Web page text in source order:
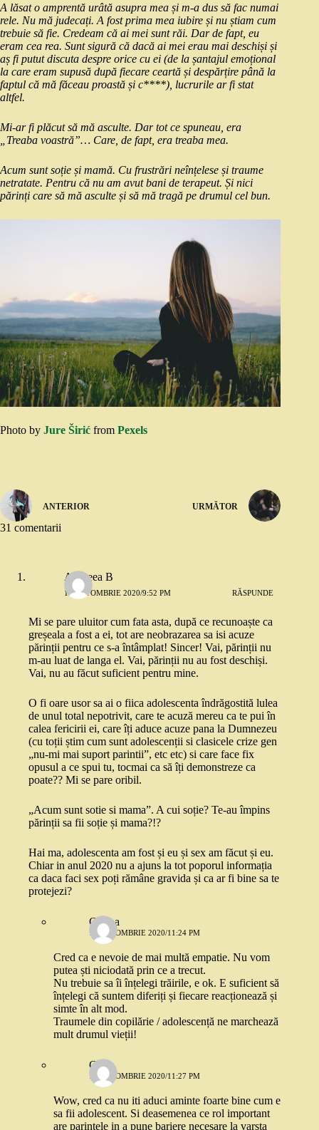
A lăsat o amprentă urâtă asupra mea și m-a dus să fac numai
rele. Nu mă judecați. A fost prima mea iubire și nu știam cum
trebuie să fie. Credeam că ai mei sunt răi. Dar de fapt, eu
eram cea rea. Sunt sigură că dacă ai mei erau mai deschiși și
aș fi putut discuta despre orice cu ei (de la șantajul emoțional
la care eram supusă după fiecare ceartă și despărțire până la
faptul că mă făceau proastă și c****), lucrurile ar fi stat
altfel.
Mi-ar fi plăcut să mă asculte. Dar tot ce spuneau, era
„Treaba voastră”… Care, de fapt, era treaba mea.
Acum sunt soție și mamă. Cu frustrări neînțelese și traume
netratate. Pentru că nu am avut bani de terapeut. Și nici
părinți care să mă asculte și să mă tragă pe drumul cel bun.
Photo by Jure Širić from Pexels
ANTERIOR URMĂTOR
31 comentarii
Andreea B
12 OCTOMBRIE 2020/9:52 PM RĂSPUNDE
Mi se pare uluitor cum fata asta, după ce recunoaște ca
greșeala a fost a ei, tot are neobrazarea sa isi acuze
părinții pentru ce s-a întâmplat! Sincer! Vai, părinții nu
m-au luat de langa el. Vai, părinții nu au fost deschiși.
Vai, nu au făcut suficient pentru mine.
O fi oare usor sa ai o fiica adolescenta îndrăgostită lulea
de unul total nepotrivit, care te acuză mereu ca te pui în
calea fericirii ei, care îți aduce acuze pana la Dumnezeu
(cu toții știm cum sunt adolescenții si clasicele crize gen
„nu-mi mai suport parintii”, etc etc) si care face fix
opusul a ce spui tu, tocmai ca să îți demonstreze ca
poate?? Mi se pare oribil.
„Acum sunt sotie si mama”. A cui soție? Te-au împins
părinții sa fii soție și mama?!?
Hai ma, adolescenta am fost și eu și sex am făcut și eu.
Chiar in anul 2020 nu a ajuns la tot poporul informația
ca daca faci sex poți rămâne gravida și ca ar fi bine sa te
protejezi?
Corina
12 OCTOMBRIE 2020/11:24 PM
Cred ca e nevoie de mai multă empatie. Nu vom
putea ști niciodată prin ce a trecut.
Nu trebuie sa îi înțelegi trăirile, e ok. E suficient să
înțelegi că suntem diferiți și fiecare reacționează și
simte în alt mod.
Traumele din copilărie / adolescență ne marchează
mult drumul vieții!
Gabi
12 OCTOMBRIE 2020/11:27 PM
Wow, cred ca nu iti aduci aminte foarte bine cum e
sa fii adolescent. Si deasemenea ce rol important
are parintele in a pune bariere necesare la varsta